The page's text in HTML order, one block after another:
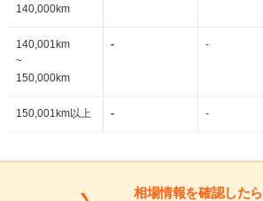
140,000km
140,001km
~
150,000km
- -
150,001km以上 - -
相場情報を確認したら